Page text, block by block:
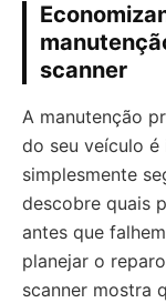
scanner
A manutenção
do seu veículo
simplesmente
descobre quais
antes que
planejar o
scanner mostra